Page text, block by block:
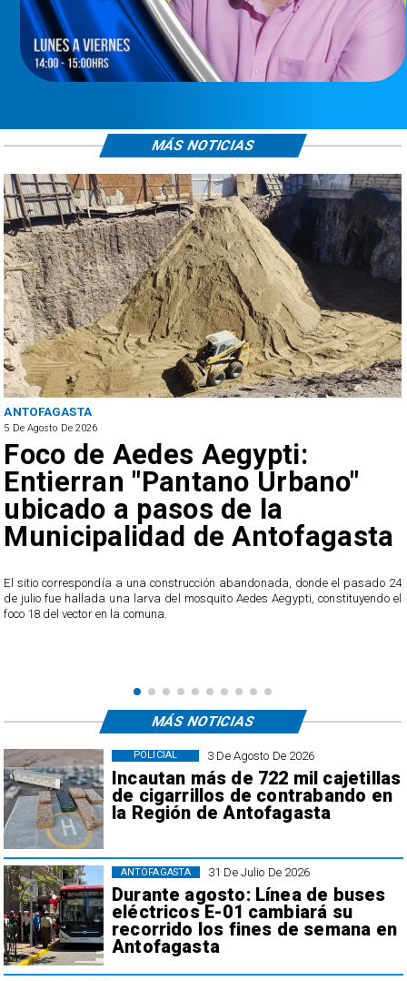
ANTOFAGASTA
5 De Agosto De 2026
Foco de Aedes Aegypti:
Entierran "Pantano Urbano"
ubicado a pasos de la
Municipalidad de Antofagasta
El sitio correspondía a una construcción abandonada, donde el pasado 24
de julio fue hallada una larva del mosquito Aedes Aegypti, constituyendo el
foco 18 del vector en la comuna.
MÁS NOTICIAS
3 De Agosto De 2026
Incautan más de 722 mil cajetillas
de cigarrillos de contrabando en
la Región de Antofagasta
POLICIAL
31 De Julio De 2026
Durante agosto: Línea de buses
eléctricos E-01 cambiará su
recorrido los fines de semana en
Antofagasta
ANTOFAGASTA
MÁS NOTICIAS